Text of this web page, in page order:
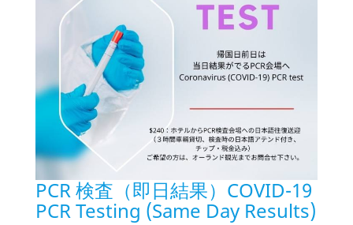
PCR 検査（即日結果）COVID-19
PCR Testing (Same Day Results)